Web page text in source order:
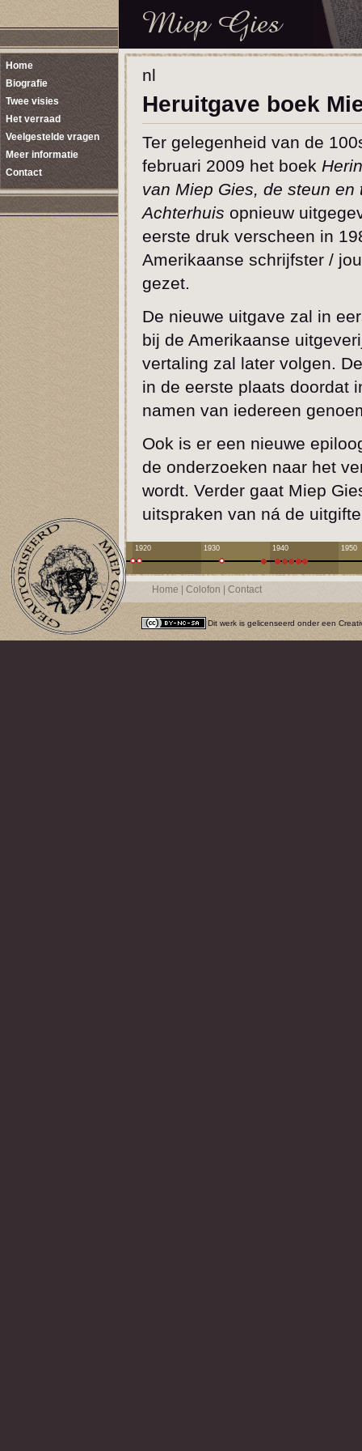
Home
Biografie
Twee visies
Het verraad
Veelgestelde vragen
Meer informatie
Contact
nl
Heruitgave boek
Ter gelegenheid van de
februari 2009 het boek
van Miep Gies, de steun
Achterhuis opnieuw
eerste druk verscheen in
Amerikaanse schrijfster /
gezet.
De nieuwe uitgave zal in
bij de Amerikaanse
vertaling zal later volgen.
in de eerste plaats doordat
namen van iedereen
Ook is er een nieuwe
de onderzoeken naar het
wordt. Verder gaat Miep
uitspraken van ná de
1920 1930 1940 1950
Home Colofon Contact
Dit werk is gelicenseerd onder een